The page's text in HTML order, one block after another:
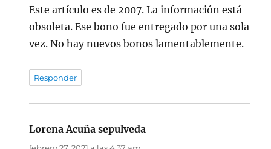
Este artículo es de 2007. La información está
obsoleta. Ese bono fue entregado por una sola
vez. No hay nuevos bonos lamentablemente.
Responder
Lorena Acuña sepulveda